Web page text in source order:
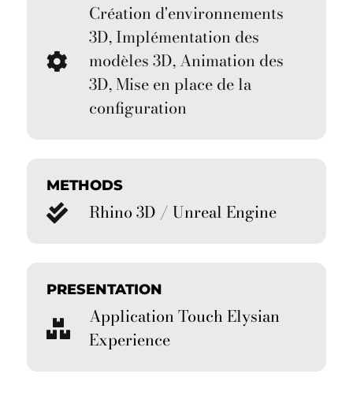
Création d'environnements
3D, Implémentation des
modèles 3D, Animation des
3D, Mise en place de la
configuration
METHODS
Rhino 3D / Unreal Engine
PRESENTATION
Application Touch Elysian
Experience